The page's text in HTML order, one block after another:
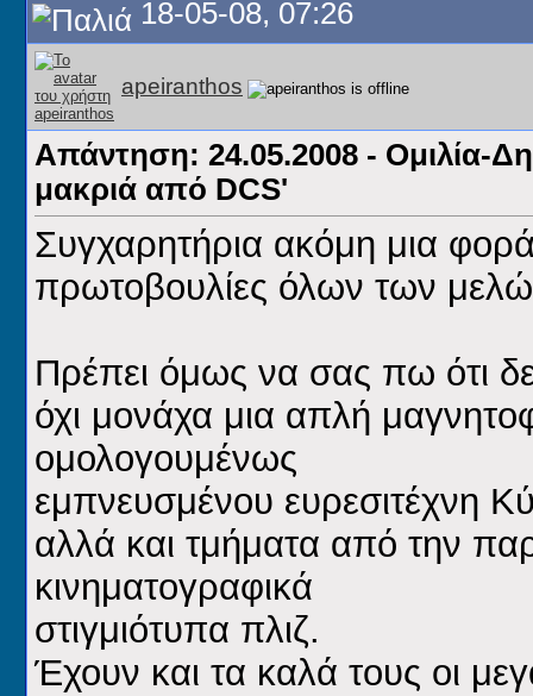
18-05-08, 07:26
apeiranthos
Απάντηση: 24.05.2008 - Ομιλία-
μακριά από DCS'
Συγχαρητήρια ακόμη μια φορά
πρωτοβουλίες όλων των
Πρέπει όμως να σας πω ότι
όχι μονάχα μια απλή
ομολογουμένως
εμπνευσμένου ευρεσιτέχνη
αλλά και τμήματα από την
κινηματογραφικά
στιγμιότυπα πλιζ.
Έχουν και τα καλά τους οι